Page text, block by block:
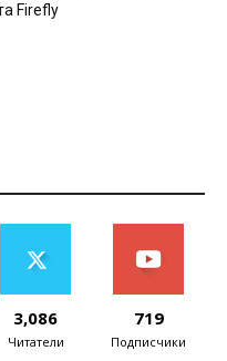
Firefly
3,086
Читатели
719
Подписчики